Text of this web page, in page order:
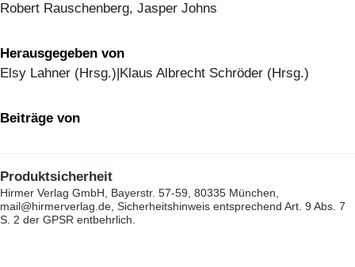
Robert Rauschenberg, Jasper Johns
Herausgegeben von
Elsy Lahner (Hrsg.)|Klaus Albrecht Schröder (Hrsg.)
Beiträge von
Produktsicherheit
Hirmer Verlag GmbH, Bayerstr. 57-59, 80335 München,
mail@hirmerverlag.de, Sicherheitshinweis entsprechend Art. 9 Abs. 7
S. 2 der GPSR entbehrlich.